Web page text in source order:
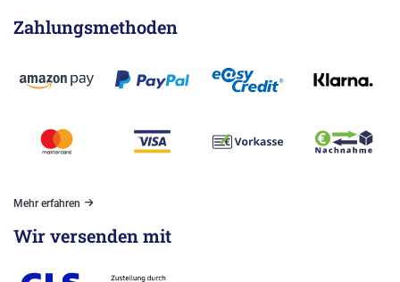
Zahlungsmethoden
Mehr erfahren
Wir versenden mit